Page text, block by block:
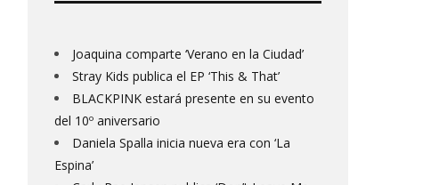
Joaquina comparte ‘Verano en la Ciudad’
Stray Kids publica el EP ‘This & That’
BLACKPINK estará presente en su evento
del 10º aniversario
Daniela Spalla inicia nueva era con ‘La
Espina’